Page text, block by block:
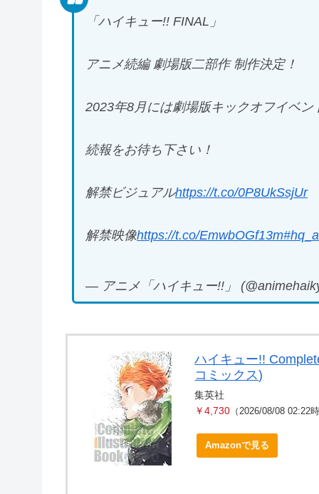
「ハイキュー!! FINAL」
アニメ続編 劇場版二部作 制作決定！
2023年8月には劇場版キックオフイベン
続報をお待ち下さい！
解禁ビジュアルhttps://t.co/0P8UkSsjUr
解禁映像https://t.co/EmwbOGf13m
— アニメ「ハイキュー!!」
ハイキュー!!
コミックス)
集英社
￥4,730 （2026/08/08 02:22
Amazonで見る